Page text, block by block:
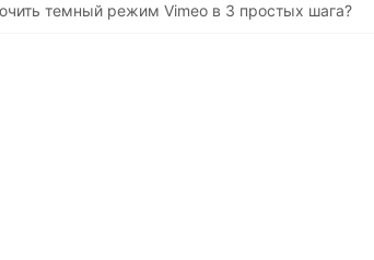
темный режим Vimeo в 3 простых шага?